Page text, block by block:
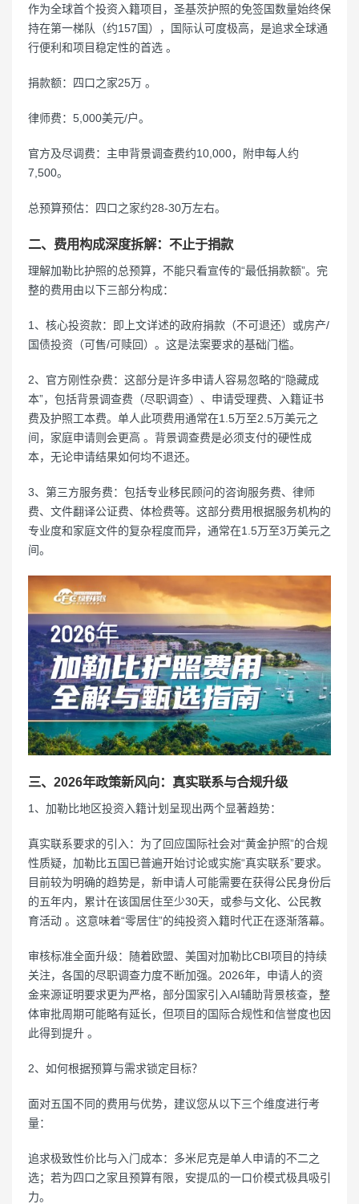
作为全球首个投资入籍项目，圣基茨护照的免签国数量始终保
持在第一梯队（约157国），国际认可度极高，是追求全球通
行便利和项目稳定性的首选 。
捐款额：四口之家25万 。
律师费：5,000美元/户。
官方及尽调费：主申背景调查费约10,000，附申每人约
7,500。
总预算预估：四口之家约28-30万左右。
二、费用构成深度拆解：不止于捐款
理解加勒比护照的总预算，不能只看宣传的“最低捐款额”。完
整的费用由以下三部分构成：
1、核心投资款：即上文详述的政府捐款（不可退还）或房产/
国债投资（可售/可赎回）。这是法案要求的基础门槛。
2、官方刚性杂费：这部分是许多申请人容易忽略的“隐藏成
本”，包括背景调查费（尽职调查）、申请受理费、入籍证书
费及护照工本费。单人此项费用通常在1.5万至2.5万美元之
间，家庭申请则会更高 。背景调查费是必须支付的硬性成
本，无论申请结果如何均不退还。
3、第三方服务费：包括专业移民顾问的咨询服务费、律师
费、文件翻译公证费、体检费等。这部分费用根据服务机构的
专业度和家庭文件的复杂程度而异，通常在1.5万至3万美元之
间。
三、2026年政策新风向：真实联系与合规升级
1、加勒比地区投资入籍计划呈现出两个显著趋势：
真实联系要求的引入：为了回应国际社会对“黄金护照”的合规
性质疑，加勒比五国已普遍开始讨论或实施“真实联系”要求。
目前较为明确的趋势是，新申请人可能需要在获得公民身份后
的五年内，累计在该国居住至少30天，或参与文化、公民教
育活动 。这意味着“零居住”的纯投资入籍时代正在逐渐落幕。
审核标准全面升级：随着欧盟、美国对加勒比CBI项目的持续
关注，各国的尽职调查力度不断加强。2026年，申请人的资
金来源证明要求更为严格，部分国家引入AI辅助背景核查，整
体审批周期可能略有延长，但项目的国际合规性和信誉度也因
此得到提升 。
2、如何根据预算与需求锁定目标？
面对五国不同的费用与优势，建议您从以下三个维度进行考
量：
追求极致性价比与入门成本：多米尼克是单人申请的不二之
选；若为四口之家且预算有限，安提瓜的一口价模式极具吸引
力。